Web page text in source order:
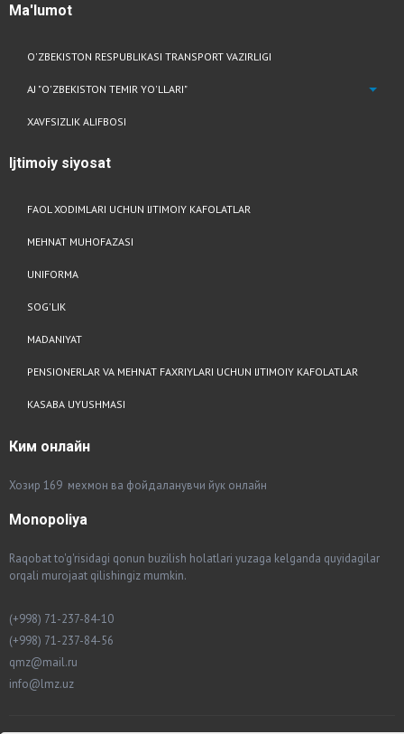
Ma'lumot
O'ZBEKISTON RESPUBLIKASI TRANSPORT VAZIRLIGI
AJ "O'ZBEKISTON TEMIR YO'LLARI"
XAVFSIZLIK ALIFBOSI
Ijtimoiy siyosat
FAOL XODIMLARI UCHUN IJTIMOIY KAFOLATLAR
MEHNAT MUHOFAZASI
UNIFORMA
SOG'LIK
MADANIYAT
PENSIONERLAR VA MEHNAT FAXRIYLARI UCHUN IJTIMOIY KAFOLATLAR
KASABA UYUSHMASI
Ким онлайн
Хозир 169 мехмон ва фойдаланувчи йук онлайн
Monopoliya
Raqobat to'g'risidagi qonun buzilish holatlari yuzaga kelganda quyidagilar
orqali murojaat qilishingiz mumkin.
(+998) 71-237-84-10
(+998) 71-237-84-56
qmz@mail.ru
info@lmz.uz